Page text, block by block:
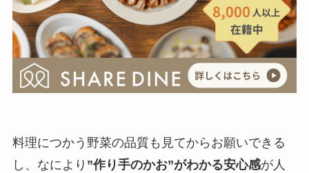
料理につかう野菜の品質も見てからお願いできる
し、なにより ”作り手のかお”がわかる安心感が人